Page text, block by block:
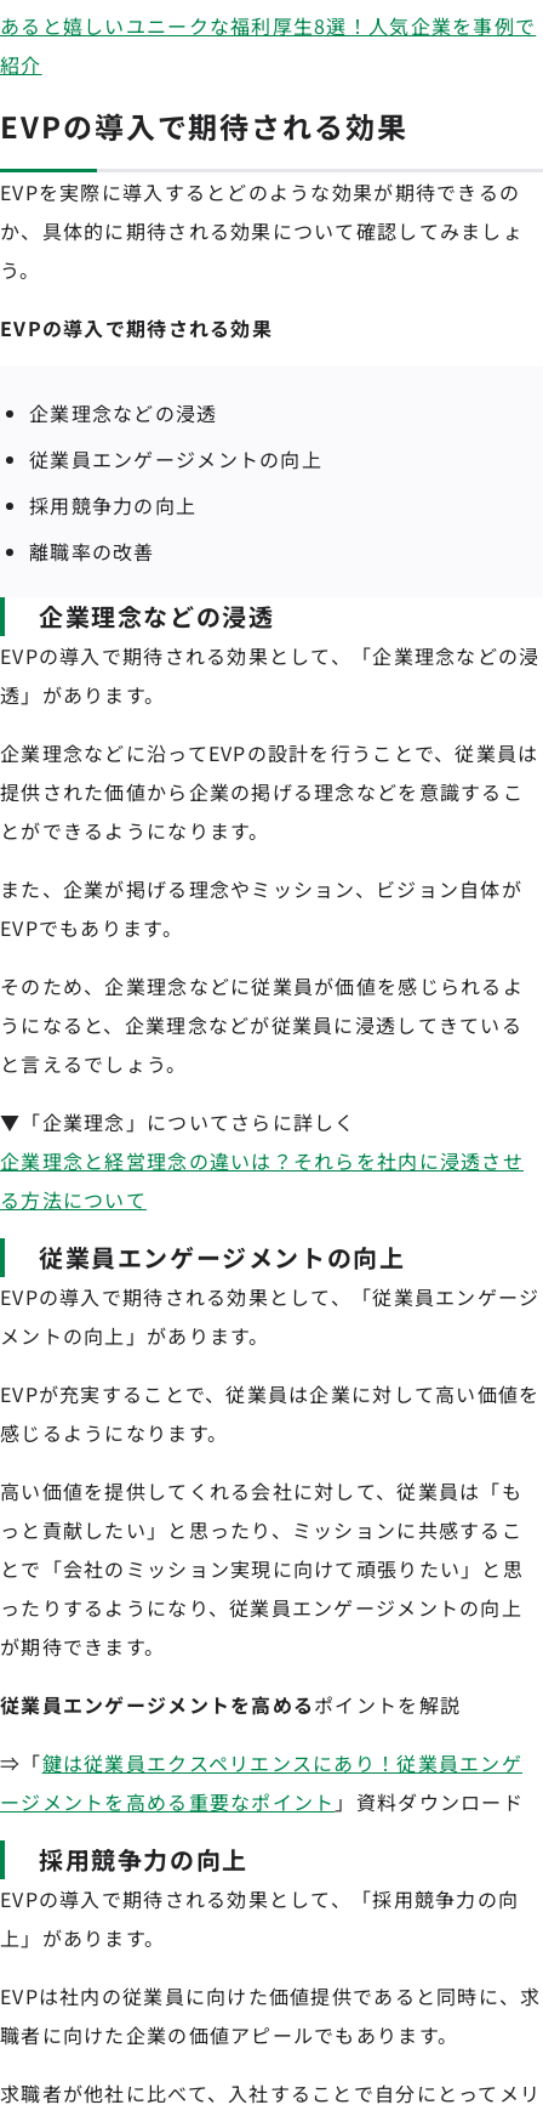
あると嬉しいユニークな福利厚生8選！人気企業を事例で
紹介
EVPの導入で期待される効果
EVPを実際に導入するとどのような効果が期待できるの
か、具体的に期待される効果について確認してみましょ
う。
EVPの導入で期待される効果
企業理念などの浸透
従業員エンゲージメントの向上
採用競争力の向上
離職率の改善
企業理念などの浸透
EVPの導入で期待される効果として、「企業理念などの浸
透」があります。
企業理念などに沿ってEVPの設計を行うことで、従業員は
提供された価値から企業の掲げる理念などを意識するこ
とができるようになります。
また、企業が掲げる理念やミッション、ビジョン自体が
EVPでもあります。
そのため、企業理念などに従業員が価値を感じられるよ
うになると、企業理念などが従業員に浸透してきている
と言えるでしょう。
▼「企業理念」についてさらに詳しく
企業理念と経営理念の違いは？それらを社内に浸透させ
る方法について
従業員エンゲージメントの向上
EVPの導入で期待される効果として、「従業員エンゲージ
メントの向上」があります。
EVPが充実することで、従業員は企業に対して高い価値を
感じるようになります。
高い価値を提供してくれる会社に対して、従業員は「も
っと貢献したい」と思ったり、ミッションに共感するこ
とで「会社のミッション実現に向けて頑張りたい」と思
ったりするようになり、従業員エンゲージメントの向上
が期待できます。
従業員エンゲージメントを高めるポイントを解説
⇒「鍵は従業員エクスペリエンスにあり！従業員エンゲ
ージメントを高める重要なポイント 」資料ダウンロード
採用競争力の向上
EVPの導入で期待される効果として、「採用競争力の向
上」があります。
EVPは社内の従業員に向けた価値提供であると同時に、求
職者に向けた企業の価値アピールでもあります。
求職者が他社に比べて、入社することで自分にとってメリ